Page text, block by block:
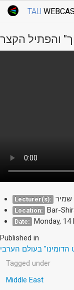
TAU
Webcast: Courses
Tel Aviv University
והפתיל הקצר
Lecturer(s): שמיר
Location: Bar-
Date: Monday, 14
Published in
בעולם הערבי
Tagged under
Middle East